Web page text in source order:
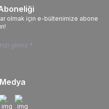
olmak için e-bültenimize abone